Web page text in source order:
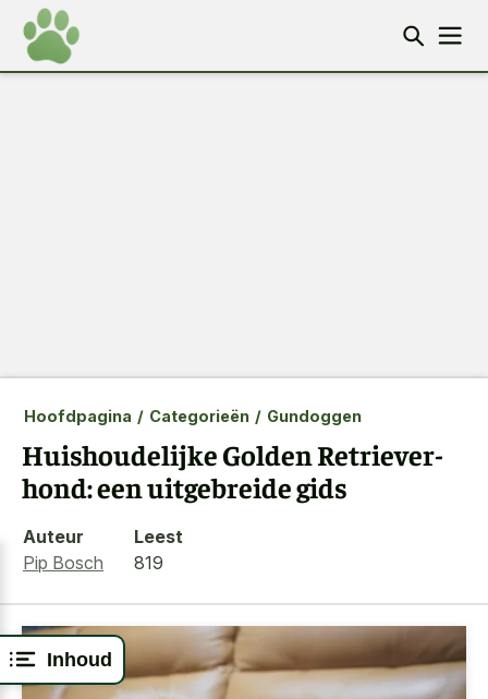
Inhoud
Hoofdpagina / Categorieën / Gundoggen
Huishoudelijke Golden Retriever-
hond: een uitgebreide gids
Auteur
Pip Bosch
Leest
819